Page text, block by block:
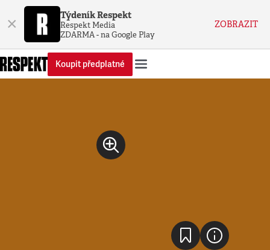
× Týdeník Respekt
Respekt Media
ZDARMA - na Google Play
ZOBRAZIT
Koupit předplatné